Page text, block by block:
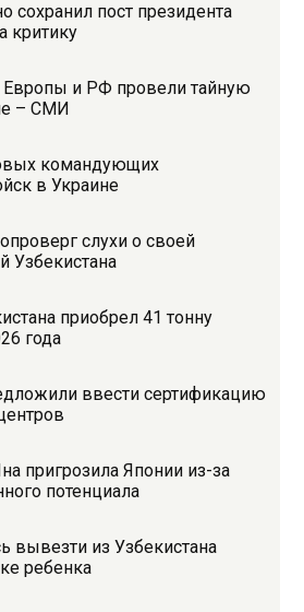
сохранил пост президента
критику
Европы и РФ провели тайную
– СМИ
командующих
в Украине
слухи о своей
Узбекистана
приобрел 41 тонну
года
ввести сертификацию
пригрозила Японии из-за
потенциала
вывезти из Узбекистана
ребенка